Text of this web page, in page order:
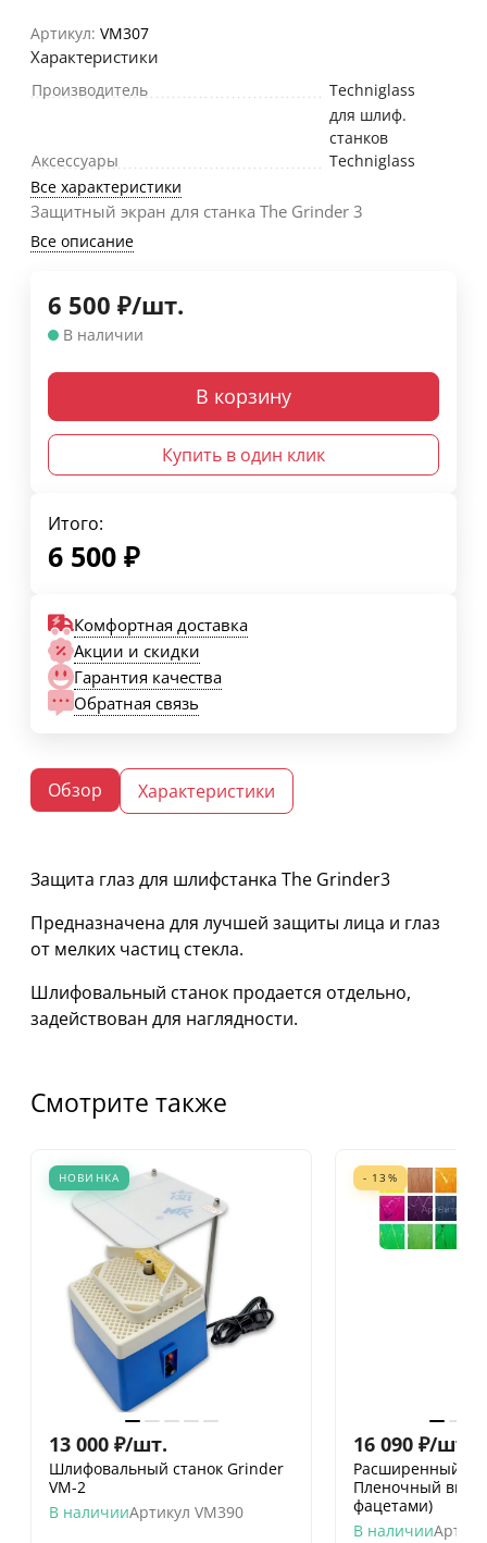
Артикул: VM307
Характеристики
Производитель Techniglass
Аксессуары
для шлиф.
станков
Techniglass
Все характеристики
Защитный экран для станка The Grinder 3
Все описание
6 500 ₽/шт.
В наличии
В корзину
Купить в один клик
Итого:
6 500 ₽
Комфортная доставка
Акции и скидки
Гарантия качества
Обратная связь
Обзор Характеристики
Защита глаз для шлифстанка The Grinder3
Предназначена для лучшей защиты лица и глаз
от мелких частиц стекла.
Шлифовальный станок продается отдельно,
задействован для наглядности.
Смотрите также
НОВИНКА
13 000 ₽/шт.
Шлифовальный станок Grinder
VM-2
В наличииАртикул VM390
- 13%
16 090 ₽/шт.
Расширенный
Пленочный
фацетами)
В наличии